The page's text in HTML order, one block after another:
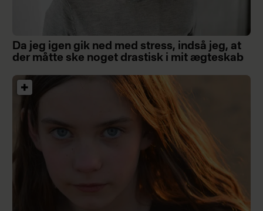
Da jeg igen gik ned med stress, indså jeg, at
der måtte ske noget drastisk i mit ægteskab